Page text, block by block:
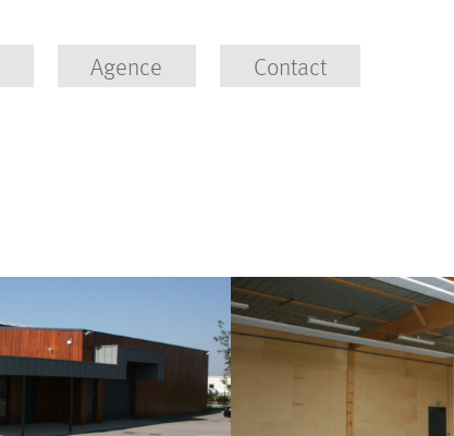
Agence Contact